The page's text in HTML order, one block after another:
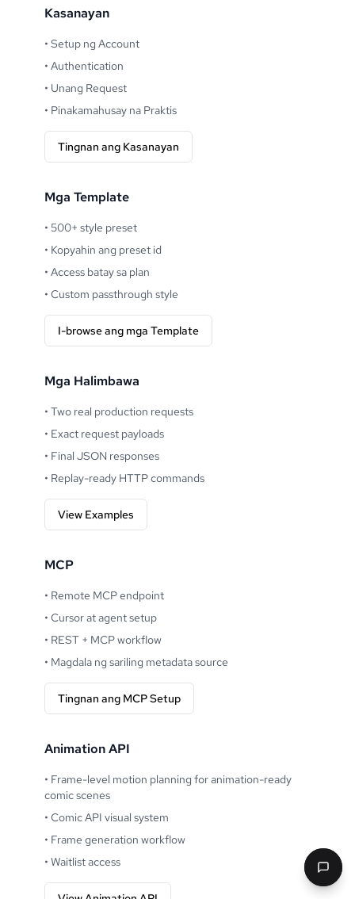
Kasanayan
• Setup ng Account
• Authentication
• Unang Request
• Pinakamahusay na Praktis
Tingnan ang Kasanayan
Mga Template
• 500+ style preset
• Kopyahin ang preset id
• Access batay sa plan
• Custom passthrough style
I-browse ang mga Template
Mga Halimbawa
• Two real production requests
• Exact request payloads
• Final JSON responses
• Replay-ready HTTP commands
View Examples
MCP
• Remote MCP endpoint
• Cursor at agent setup
• REST + MCP workflow
• Magdala ng sariling metadata source
Tingnan ang MCP Setup
Animation API
• Frame-level motion planning for animation-ready
comic scenes
• Comic API visual system
• Frame generation workflow
• Waitlist access